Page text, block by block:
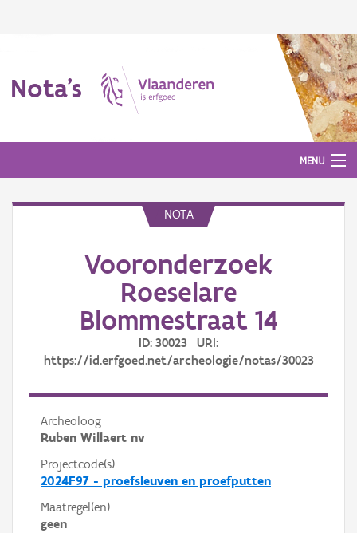
Nota's
MENU
NOTA
Vooronderzoek
Roeselare
Blommestraat 14
ID: 30023 URI:
https://id.erfgoed.net/archeologie/notas/30023
Archeoloog
Ruben Willaert nv
Projectcode(s)
2024F97 - proefsleuven en proefputten
Maatregel(en)
geen